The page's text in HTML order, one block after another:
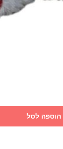
הוספה לסל